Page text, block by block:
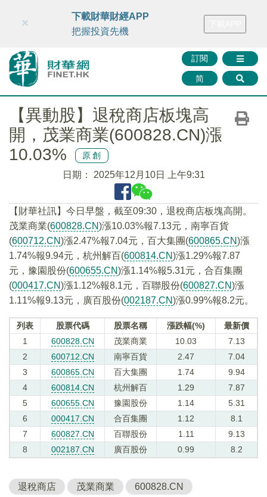
財華智庫網 FINTV FINMETA 財華證券 媒體矩陣
訂閱
简
×
下載財華財經APP
把握投資先機
【異動股】退稅商店板塊高
開，茂業商業(600828.CN)漲
10.03%
原創
日期： 2025年12月10日 上午9:31
【財華社訊】今日早盤，截至09:30，退稅商店板塊高開。
茂業商業(600828.CN)漲10.03%報7.13元，南寧百貨
(600712.CN)漲2.47%報7.04元，百大集團(600865.CN)漲
1.74%報9.94元，杭州解百(600814.CN)漲1.29%報7.87
元，豫園股份(600655.CN)漲1.14%報5.31元，合百集團
(000417.CN)漲1.12%報8.1元，百聯股份(600827.CN)漲
1.11%報9.13元，廣百股份(002187.CN)漲0.99%報8.2元。
列表 股票代碼 股票名稱 漲跌幅(%)
最新價
1
600828.CN 茂業商業 10.03
7.13
2
600712.CN 南寧百貨 2.47
7.04
3
600865.CN 百大集團 1.74
9.94
4
600814.CN 杭州解百 1.29
7.87
5
600655.CN 豫園股份 1.14
5.31
6
000417.CN 合百集團 1.12
8.1
7
600827.CN 百聯股份 1.11
9.13
8
002187.CN 廣百股份 0.99 8.2
退稅商店 茂業商業 600828.CN